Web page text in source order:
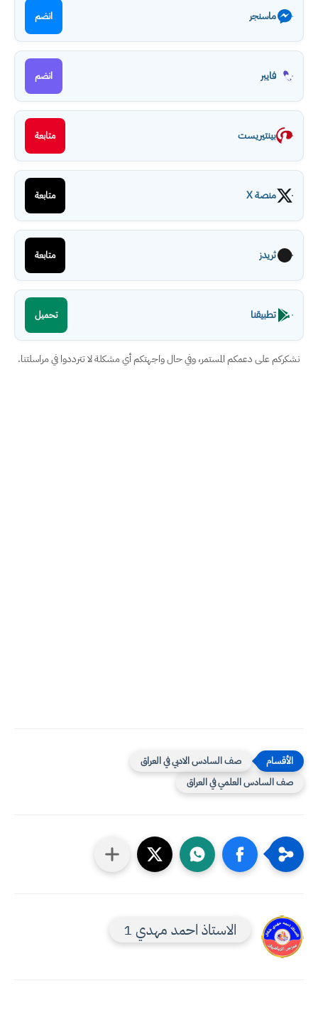
ماسنجر انضم
فايبر انضم
بينتيريست متابعة
منصة X متابعة
ثريدز متابعة
تطبيقنا تحميل
نشكركم على دعمكم المستمر، وفي حال واجهتكم أي مشكلة لا تترددوا في مراسلتنا.
صف السادس الادبي في العراق
صف السادس العلمي في العراق
الاستاذ احمد مهدي 1